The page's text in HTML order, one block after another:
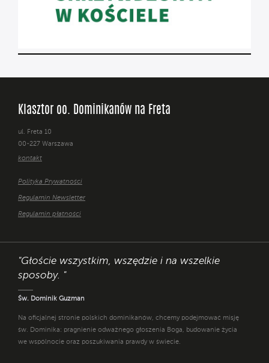
Klasztor oo. Dominikanów na Freta
ul. Freta 10
00-227 Warszawa
kontakt
Polityka Prywatności
Regulamin Newsletter
Regulamin płatności
"Głoście wszystkim, wszędzie i na wszelkie
sposoby. "
Św. Dominik Guzman
Na oficjalnej stronie polskich dominikanów, chcemy podejmować misję
św. Dominika: pragnienie odważnego głoszenia Boga, budowanie życia
we wspólnocie oraz poszukiwania prawdy w świecie.